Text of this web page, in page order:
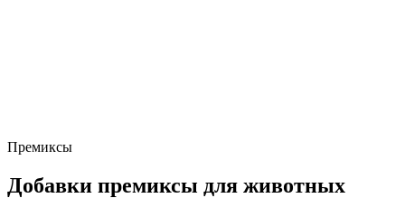
Премиксы
Добавки премиксы для животных